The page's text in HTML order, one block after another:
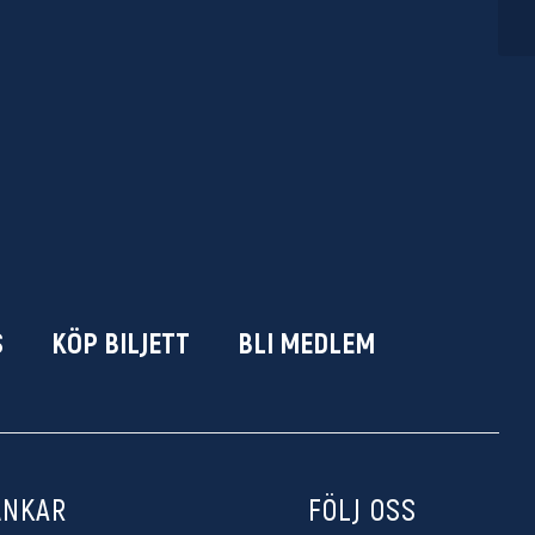
KÖP BILJETT BLI MEDLEM
FÖLJ OSS